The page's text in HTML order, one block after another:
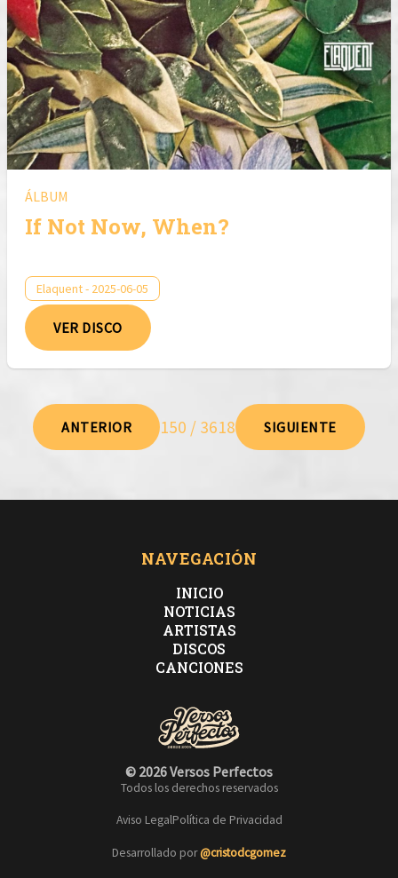
ÁLBUM
If Not Now, When?
Elaquent - 2025-06-05
VER DISCO
ANTERIOR 150 / 3618 SIGUIENTE
NAVEGACIÓN
INICIO
NOTICIAS
ARTISTAS
DISCOS
CANCIONES
© 2026 Versos Perfectos
Todos los derechos reservados
Aviso LegalPolítica de Privacidad
Desarrollado por@cristodcgomez